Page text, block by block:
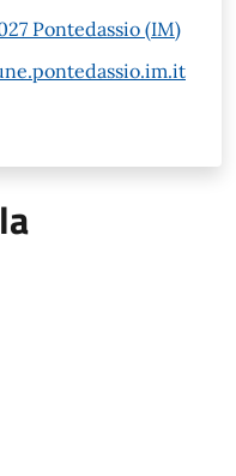
Pontedassio (IM)